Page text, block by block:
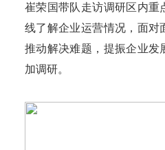
崔荣国带队走访调研区内重
线了解企业运营情况，面对
推动解决难题，提振企业发
加调研。